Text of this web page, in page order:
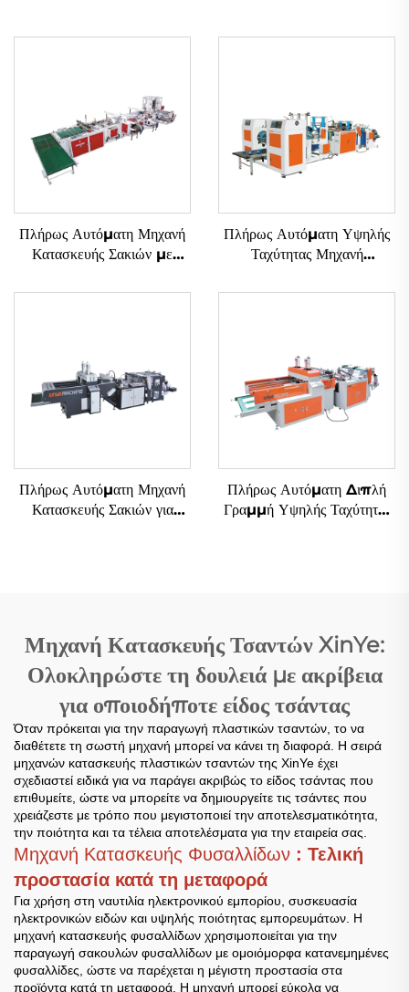
Πλήρως Αυτόματη Μηχανή
Κατασκευής Σακιών με
Πλήρως Αυτόματη Υψηλής
Ταχύτητας Μηχανή
Ανάμεσα Καταδύτη
Πλήρως Αυτόματη Μηχανή
Κατασκευής Σακιών για
Πλήρως Αυτόματη Διπλή
Γραμμή Υψηλής Ταχύτητας
Μηχανή Κατασκευής Τσαντών XinYe:
Ολοκληρώστε τη δουλειά με ακρίβεια
για οποιοδήποτε είδος τσάντας
Όταν πρόκειται για την παραγωγή πλαστικών τσαντών, το να
διαθέτετε τη σωστή μηχανή μπορεί να κάνει τη διαφορά. Η σειρά
μηχανών κατασκευής πλαστικών τσαντών της XinYe έχει
σχεδιαστεί ειδικά για να παράγει ακριβώς το είδος τσάντας που
επιθυμείτε, ώστε να μπορείτε να δημιουργείτε τις τσάντες που
χρειάζεστε με τρόπο που μεγιστοποιεί την αποτελεσματικότητα,
την ποιότητα και τα τέλεια αποτελέσματα για την εταιρεία σας.
Μηχανή Κατασκευής Φυσαλλίδων : Τελική
προστασία κατά τη μεταφορά
Για χρήση στη ναυτιλία ηλεκτρονικού εμπορίου, συσκευασία
ηλεκτρονικών ειδών και υψηλής ποιότητας εμπορευμάτων. Η
μηχανή κατασκευής φυσαλλίδων χρησιμοποιείται για την
παραγωγή σακουλών φυσαλλίδων με ομοιόμορφα κατανεμημένες
φυσαλλίδες, ώστε να παρέχεται η μέγιστη προστασία στα
προϊόντα κατά τη μεταφορά. Η μηχανή μπορεί εύκολα να